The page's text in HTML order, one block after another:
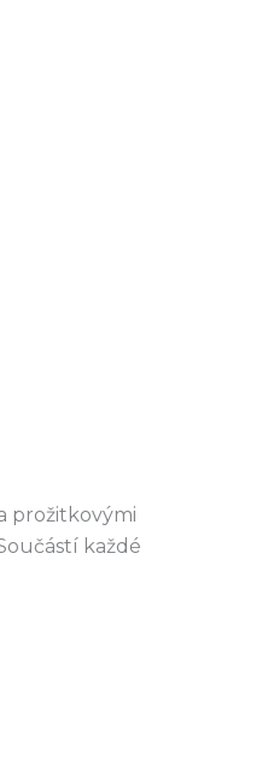
prožitkovými
každé